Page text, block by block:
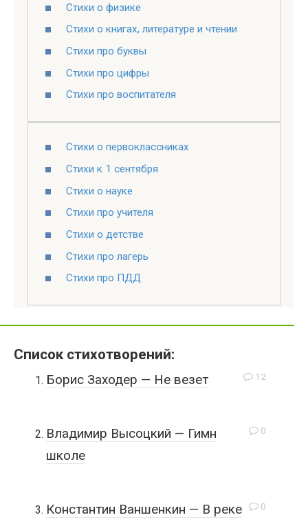
Стихи о физике
Стихи о книгах, литературе и чтении
Стихи про буквы
Стихи про цифры
Стихи про воспитателя
Стихи о первоклассниках
Стихи к 1 сентября
Стихи о науке
Стихи про учителя
Стихи о детстве
Стихи про лагерь
Стихи про ПДД
Список стихотворений:
12
Борис Заходер — Не везет
0
Владимир Высоцкий — Гимн
школе
0
Константин Ваншенкин — В реке